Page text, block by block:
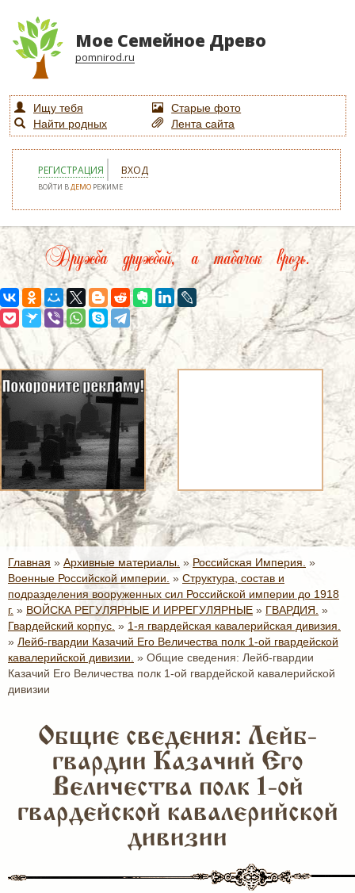
Мое Семейное Древо
pomnirod.ru
Ищу тебя
Старые фото
Найти родных
Лента сайта
РЕГИСТРАЦИЯ ВХОД
ВОЙТИ ВДЕМО РЕЖИМЕ
Дружба дружбой, а табачок врозь.
Главная » Архивные материалы. » Российская Империя. »
Военные Российской империи. » Структура, состав и
подразделения вооруженных сил Российской империи до 1918
г. » ВОЙСКА РЕГУЛЯРНЫЕ И ИРРЕГУЛЯРНЫЕ » ГВАРДИЯ. »
Гвардейский корпус. » 1-я гвардейская кавалерийская дивизия.
» Лейб-гвардии Казачий Его Величества полк 1-ой гвардейской
кавалерийской дивизии. » Общие сведения: Лейб-гвардии
Казачий Его Величества полк 1-ой гвардейской кавалерийской
дивизии
Общие сведения: Лейб-
гвардии Казачий Его
Величества полк 1-ой
гвардейской кавалерийской
дивизии